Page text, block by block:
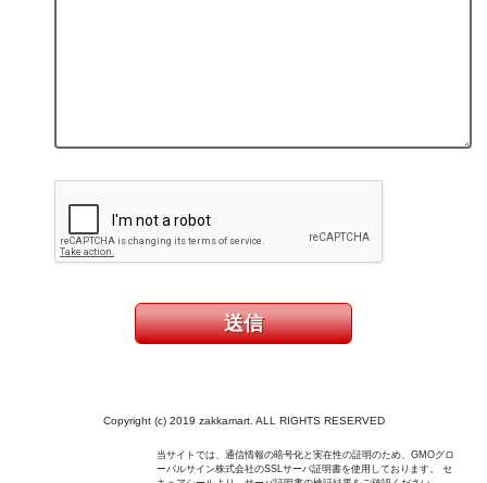
Copyright (c) 2019 zakkamart. ALL RIGHTS RESERVED
当サイトでは、通信情報の暗号化と実在性の証明のため、GMOグロ
ーバルサイン株式会社のSSLサーバ証明書を使用しております。 セ